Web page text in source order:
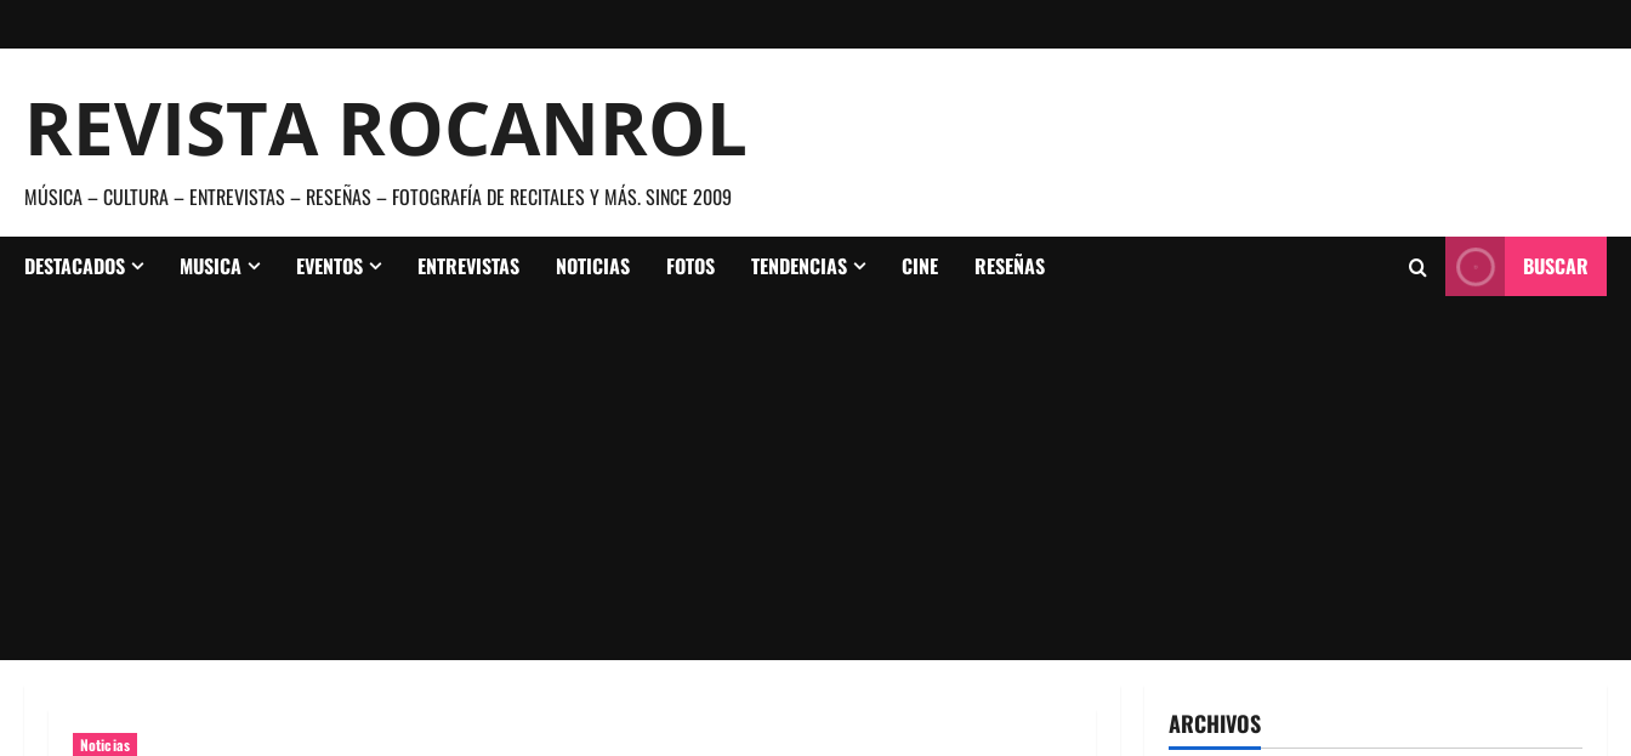
al
REVISTA ROCANROL
MÚSICA – CULTURA – ENTREVISTAS – RESEÑAS – FOTOGRAFÍA DE RECITALES Y MÁS. SINCE 2009
DESTACADOS MUSICA EVENTOS ENTREVISTAS NOTICIAS FOTOS TENDENCIAS CINE RESEÑAS BUSCAR
Noticias
ARCHIVOS